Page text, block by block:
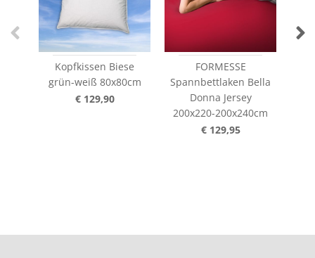
Kopfkissen Biese
grün-weiß 80x80cm
€ 129,90
FORMESSE
Spannbettlaken Bella
Donna Jersey
200x220-200x240cm
€ 129,95